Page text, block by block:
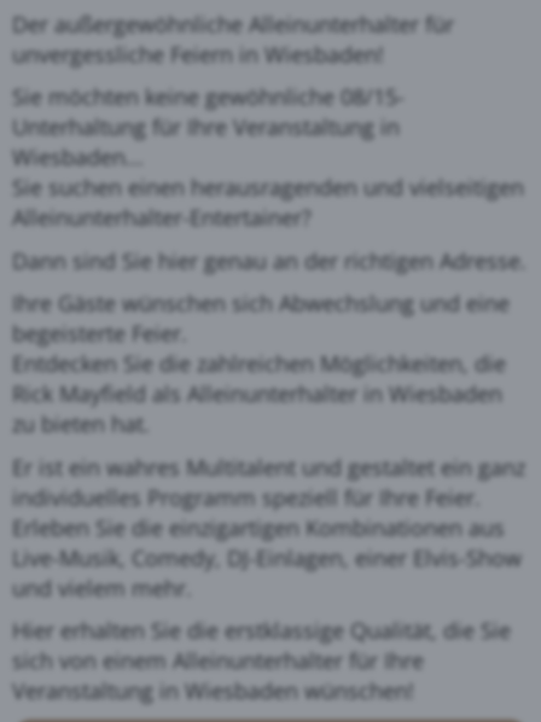
Der außergewöhnliche Alleinunterhalter für
unvergessliche Feiern in Wiesbaden!
Sie möchten keine gewöhnliche 08/15-
Unterhaltung für Ihre Veranstaltung in
Wiesbaden...
Sie suchen einen herausragenden und vielseitigen
Alleinunterhalter-Entertainer?
Dann sind Sie hier genau an der richtigen Adresse.
Ihre Gäste wünschen sich Abwechslung und eine
begeisterte Feier.
Entdecken Sie die zahlreichen Möglichkeiten, die
Rick Mayfield als Alleinunterhalter in Wiesbaden
zu bieten hat.
Er ist ein wahres Multitalent und gestaltet ein ganz
individuelles Programm speziell für Ihre Feier.
Erleben Sie die einzigartigen Kombinationen aus
Live-Musik, Comedy, DJ-Einlagen, einer Elvis-Show
und vielem mehr.
Hier erhalten Sie die erstklassige Qualität, die Sie
sich von einem Alleinunterhalter für Ihre
Veranstaltung in Wiesbaden wünschen!